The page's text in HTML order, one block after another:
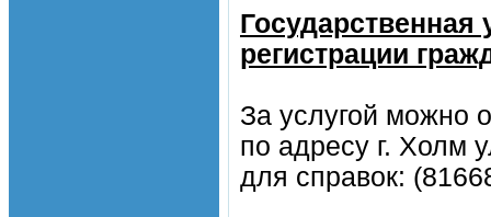
Государственная
регистрации
За услугой можно
по адресу г. Холм
для справок: